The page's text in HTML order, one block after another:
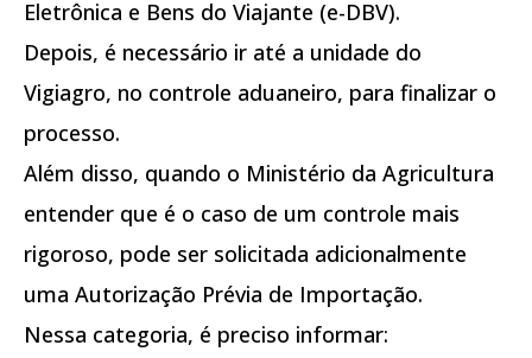
Eletrônica e Bens do Viajante (e-DBV).
Depois, é necessário ir até a unidade do
Vigiagro, no controle aduaneiro, para finalizar o
processo.
Além disso, quando o Ministério da Agricultura
entender que é o caso de um controle mais
rigoroso, pode ser solicitada adicionalmente
uma Autorização Prévia de Importação.
Nessa categoria, é preciso informar: